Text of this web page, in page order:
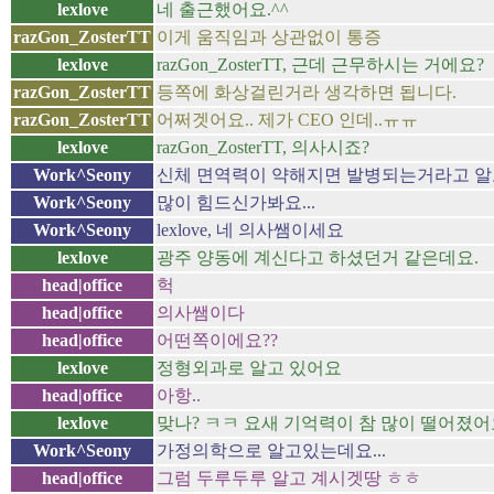
lexlove
네 출근했어요.^^
razGon_ZosterTT 이게 움직임과 상관없이 통증
lexlove
razGon_ZosterTT, 근데 근무하시는 거에요?
razGon_ZosterTT 등쪽에 화상걸린거라 생각하면 됩니다.
razGon_ZosterTT 어쩌겟어요.. 제가 CEO 인데..ㅠㅠ
lexlove
razGon_ZosterTT, 의사시죠?
Work^Seony
신체 면역력이 약해지면 발병되는거라고
Work^Seony
많이 힘드신가봐요...
Work^Seony
lexlove, 네 의사쌤이세요
lexlove
광주 양동에 계신다고 하셨던거 같은데요.
head|office
헉
head|office
의사쌤이다
head|office
어떤쪽이에요??
lexlove
정형외과로 알고 있어요
head|office
아항..
lexlove
맞나? ㅋㅋ 요새 기억력이 참 많이 떨어졌
Work^Seony
가정의학으로 알고있는데요...
head|office
그럼 두루두루 알고 계시겟땅 ㅎㅎ